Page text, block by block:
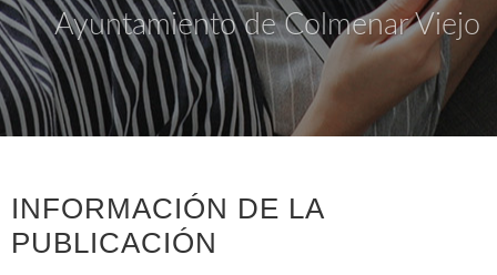
Ayuntamiento de Colmenar Viejo
INFORMACIÓN DE LA
PUBLICACIÓN